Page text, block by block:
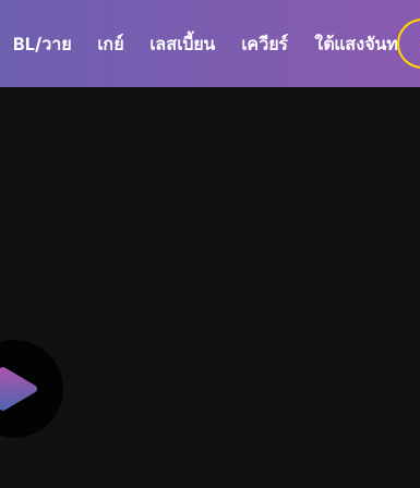
BL/วาย เกย์ เลสเบี้ยน เควียร์ ใต้แสงจันทร์